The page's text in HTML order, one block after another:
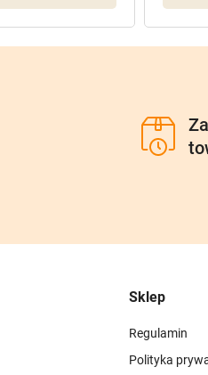
Sklep
Regulamin
Polityka